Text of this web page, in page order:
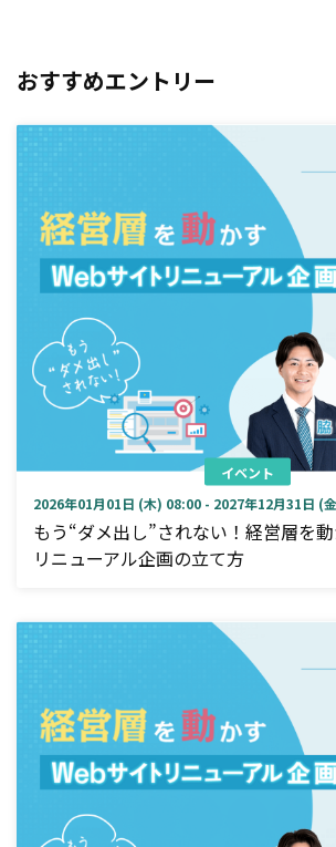
おすすめエントリー
イベント
2026年01月01日 (木) 08:00 - 2027年12月31日 (
もう“ダメ出し”されない！経営層を
リニューアル企画の立て方